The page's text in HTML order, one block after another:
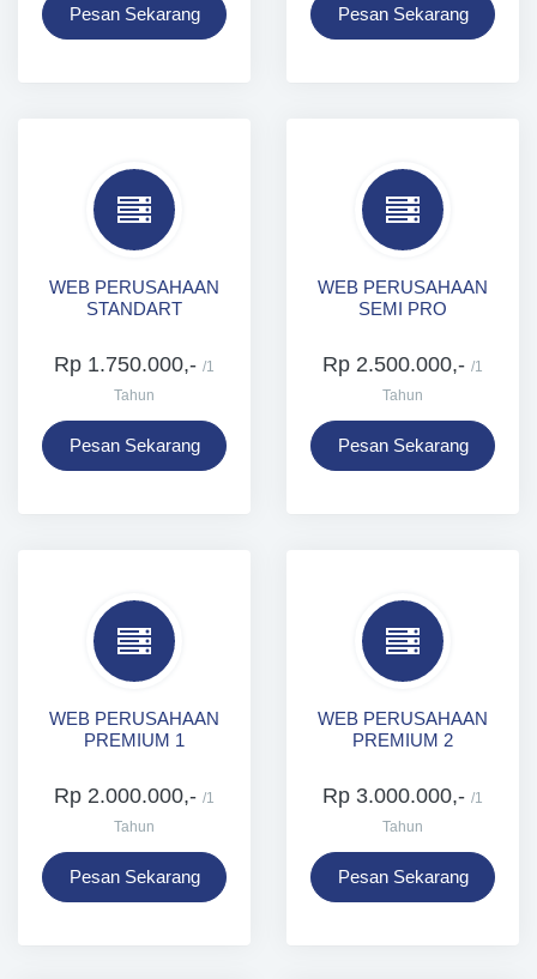
Pesan Sekarang Pesan Sekarang
WEB PERUSAHAAN
STANDART
Rp 1.750.000,- /1
Tahun
Pesan Sekarang
WEB PERUSAHAAN
SEMI PRO
Rp 2.500.000,- /1
Tahun
Pesan Sekarang
WEB PERUSAHAAN
PREMIUM 1
Rp 2.000.000,- /1
Tahun
Pesan Sekarang
WEB PERUSAHAAN
PREMIUM 2
Rp 3.000.000,- /1
Tahun
Pesan Sekarang